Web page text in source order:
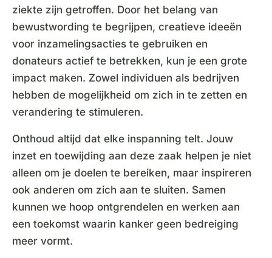
ziekte zijn getroffen. Door het belang van
bewustwording te begrijpen, creatieve ideeën
voor inzamelingsacties te gebruiken en
donateurs actief te betrekken, kun je een grote
impact maken. Zowel individuen als bedrijven
hebben de mogelijkheid om zich in te zetten en
verandering te stimuleren.
Onthoud altijd dat elke inspanning telt. Jouw
inzet en toewijding aan deze zaak helpen je niet
alleen om je doelen te bereiken, maar inspireren
ook anderen om zich aan te sluiten. Samen
kunnen we hoop ontgrendelen en werken aan
een toekomst waarin kanker geen bedreiging
meer vormt.